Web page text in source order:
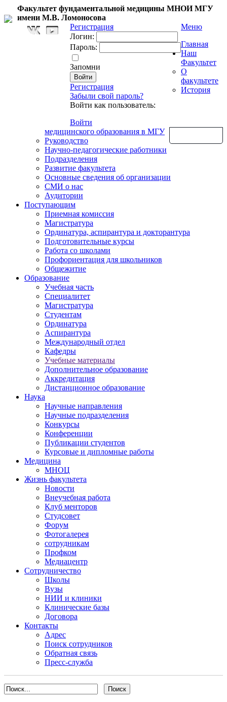
Факультет фундаментальной медицины МНОИ МГУ
имени М.В. Ломоносова
Регистрация
Логин:
Пароль:
Запомни
Регистрация
Забыли свой пароль?
Войти как пользователь:
Войти
Меню
Главная
Наш
Факультет
О
факультете
История
медицинского образования в МГУ
Руководство
Научно-педагогические работники
Подразделения
Развитие факультета
Основные сведения об организации
СМИ о нас
Аудитории
Поступающим
Приемная комиссия
Магистратура
Ординатура, аспирантура и докторантура
Подготовительные курсы
Работа со школами
Профориентация для школьников
Общежитие
Образование
Учебная часть
Специалитет
Магистратура
Студентам
Ординатура
Аспирантура
Международный отдел
Кафедры
Учебные материалы
Дополнительное образование
Аккредитация
Дистанционное образование
Наука
Научные направления
Научные подразделения
Конкурсы
Конференции
Публикации студентов
Курсовые и дипломные работы
Медицина
МНОЦ
Жизнь факультета
Новости
Внеучебная работа
Клуб менторов
Студсовет
Форум
Фотогалерея
сотрудникам
Профком
Медиацентр
Сотрудничество
Школы
Вузы
НИИ и клиники
Клинические базы
Договора
Контакты
Адрес
Поиск сотрудников
Обратная связь
Пресс-служба